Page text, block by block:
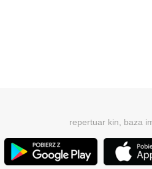
repertuar kin, baza